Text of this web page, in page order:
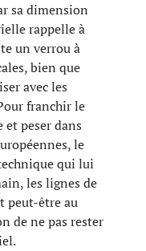
sa dimension
rappelle à
un verrou à
bien que
avec les
franchir le
et peser dans
le
qui lui
les lignes de
peut-être au
de ne pas rester